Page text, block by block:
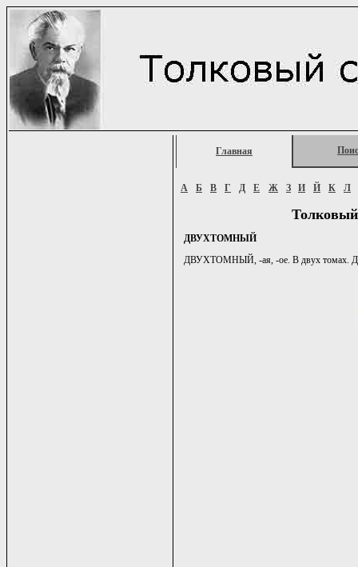
Главная
А Б В Г Д Е Ж З И Й К Л
ДВУХТОМНЫЙ
ДВУХТОМНЫЙ, -ая, -ое. В двух томах. Д.